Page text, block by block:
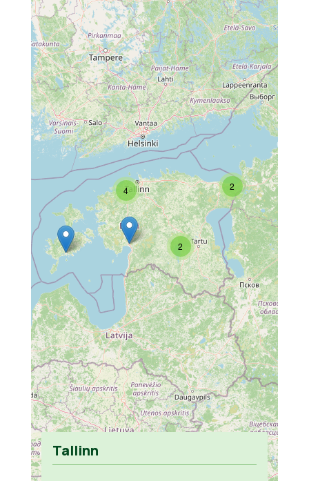
2
2
4
Tallinn